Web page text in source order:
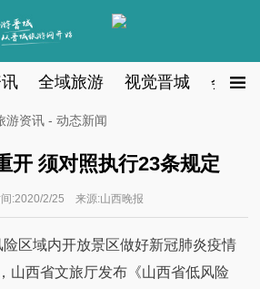
全域旅游 视觉晋城 会员
游资讯 - 动态新闻
开 须对照执行23条规定
间:2020/2/25 来源:山西晚报
域内开放景区做好新冠肺炎疫情
山西省文旅厅发布《山西省低风险